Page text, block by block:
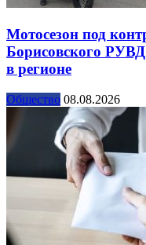
Мотосезон под
Борисовского
в регионе
Общество 08.08.2026